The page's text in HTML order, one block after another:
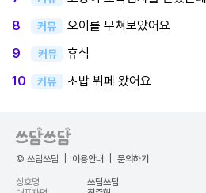
8 커뮤 오이를 무쳐보았어요
9 커뮤 휴식
10 커뮤 초밥 뷔페 왔어요
© 쓰담쓰담 이용안내 문의하기
상호명
쓰담쓰담